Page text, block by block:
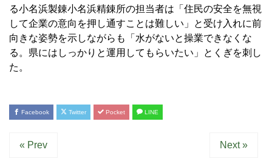
る小名浜製錬小名浜精錬所の担当者は「住民の安全を無視
して企業の意向を押し通すことは難しい」と受け入れに前
向きな姿勢を示しながらも「水がないと操業できなくな
る。県にはしっかりと運用してもらいたい」とくぎを刺し
た。
Facebook Twitter Pocket LINE
« Prev Next »